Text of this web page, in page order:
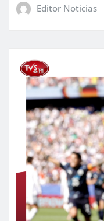
Editor Noticias